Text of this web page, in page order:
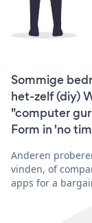
Sommige
het-zelf (diy)
"computer
Form in 'no
Anderen
vinden, of
apps for a